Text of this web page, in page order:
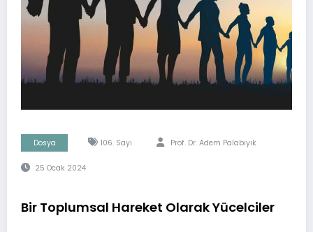
Dosya 106. Sayı Prof. Dr. Adem Palabıyık
25 Ocak 2024
Bir Toplumsal Hareket Olarak Yücelciler